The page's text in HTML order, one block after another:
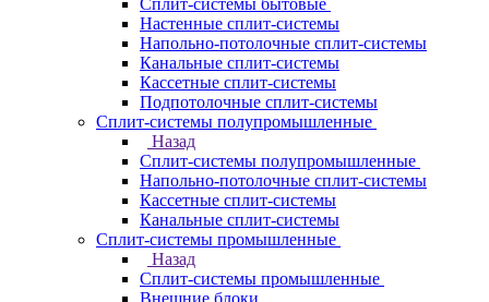
Сплит-системы бытовые
Настенные сплит-системы
Напольно-потолочные сплит-системы
Канальные сплит-системы
Кассетные сплит-системы
Подпотолочные сплит-системы
Сплит-системы полупромышленные
Назад
Сплит-системы полупромышленные
Напольно-потолочные сплит-системы
Кассетные сплит-системы
Канальные сплит-системы
Сплит-системы промышленные
Назад
Сплит-системы промышленные
Внешние блоки